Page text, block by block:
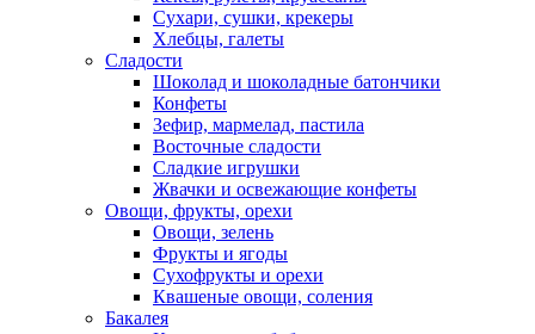
Сухари, сушки, крекеры
Хлебцы, галеты
Сладости
Шоколад и шоколадные батончики
Конфеты
Зефир, мармелад, пастила
Восточные сладости
Сладкие игрушки
Жвачки и освежающие конфеты
Овощи, фрукты, орехи
Овощи, зелень
Фрукты и ягоды
Сухофрукты и орехи
Квашеные овощи, соления
Бакалея